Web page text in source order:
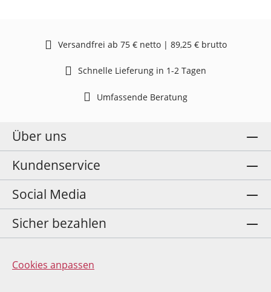
Versandfrei ab 75 € netto | 89,25 € brutto
Schnelle Lieferung in 1-2 Tagen
Umfassende Beratung
Über uns
Kundenservice
Social Media
Sicher bezahlen
Cookies anpassen